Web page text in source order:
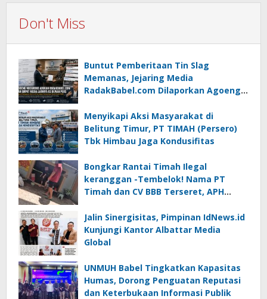
Don't Miss
Buntut Pemberitaan Tin Slag
Memanas, Jejaring Media
RadakBabel.com Dilaporkan Agoeng
Menyikapi Aksi Masyarakat di
Belitung Timur, PT TIMAH (Persero)
Tbk Himbau Jaga Kondusifitas
Bongkar Rantai Timah Ilegal
keranggan -Tembelok! Nama PT
Timah dan CV BBB Terseret, APH
Jalin Sinergisitas, Pimpinan IdNews.id
Kunjungi Kantor Albattar Media
Global
UNMUH Babel Tingkatkan Kapasitas
Humas, Dorong Penguatan Reputasi
dan Keterbukaan Informasi Publik